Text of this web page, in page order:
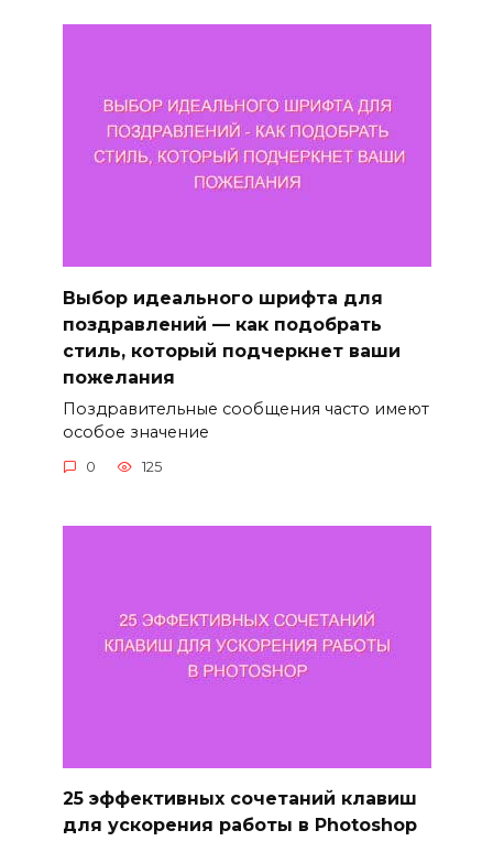
Выбор идеального шрифта для
поздравлений — как подобрать
стиль, который подчеркнет ваши
пожелания
Поздравительные сообщения часто имеют
особое значение
0 125
25 эффективных сочетаний клавиш
для ускорения работы в Photoshop